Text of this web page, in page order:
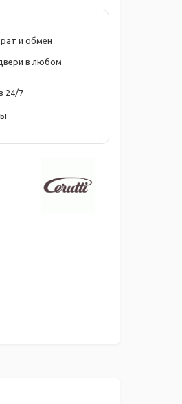
и обмен
в любом
24/7